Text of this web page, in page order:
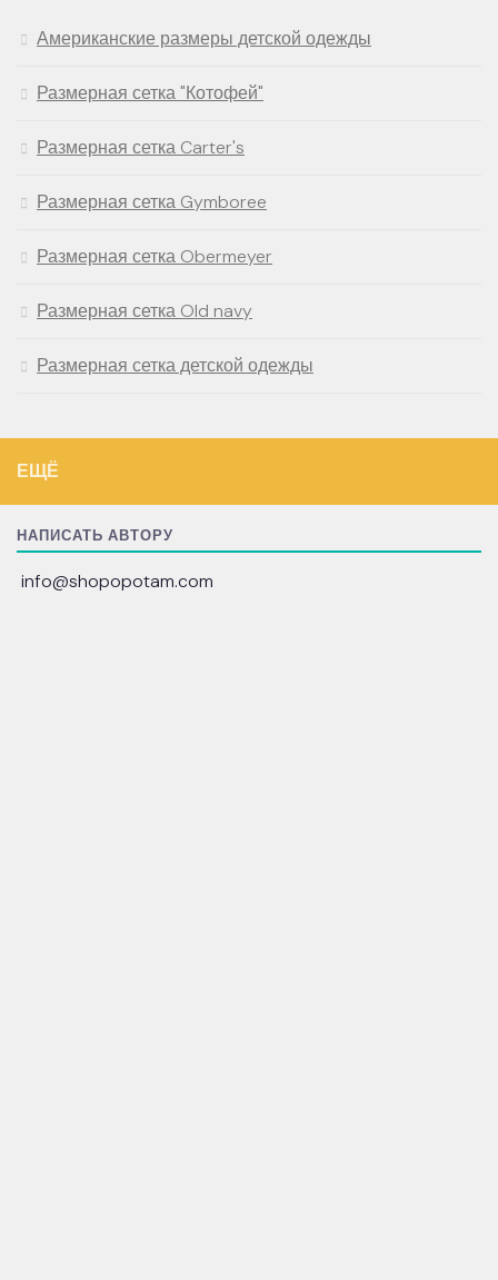
Американские размеры детской одежды
Размерная сетка "Котофей"
Размерная сетка Carter's
Размерная сетка Gymboree
Размерная сетка Obermeyer
Размерная сетка Old navy
Размерная сетка детской одежды
ЕЩЁ
НАПИСАТЬ АВТОРУ
info@shopopotam.com